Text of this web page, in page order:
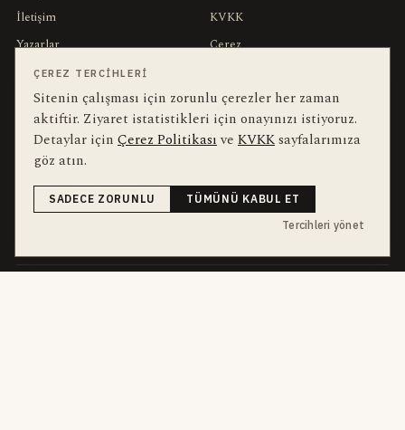
İletişim
Yazarlar
Muhabirler
Editörler
KVKK
Çerez
Kullanım Şartları
YEREL ARANANLAR
İnegöl inegol-belediyesi alper-taban trafik-kazasi
İnegöl Haber
Güncel
Haberler bursa-buyuksehir-belediyesi Bursa
ÇEREZ TERCIHLERI
Sitenin çalışması için zorunlu çerezler her zaman
aktiftir. Ziyaret istatistikleri için onayınızı istiyoruz.
Detaylar için Çerez Politikasıve KVKKsayfalarımıza
göz atın.
SADECE ZORUNLU
TÜMÜNÜ KABUL ET
Tercihleri yönet